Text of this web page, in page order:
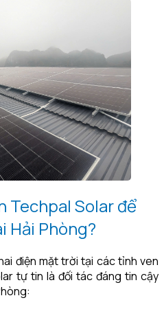
Techpal Solar để
Hải Phòng?
điện mặt trời tại các tỉnh ven
tự tin là đối tác đáng tin cậy